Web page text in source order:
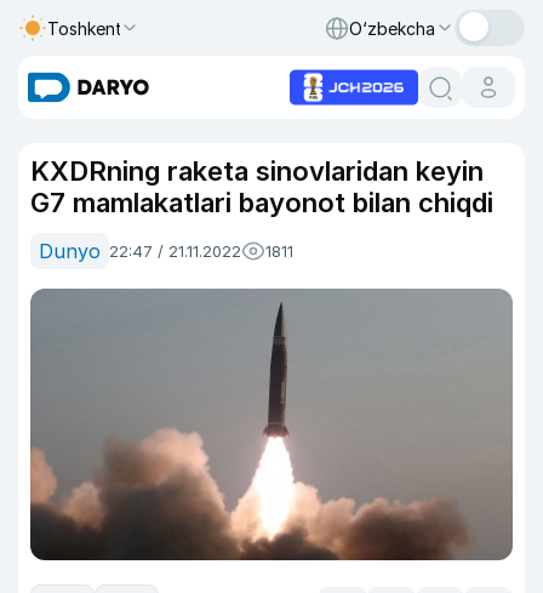
Toshkent O‘zbekcha
KXDRning raketa sinovlaridan keyin
G7 mamlakatlari bayonot bilan chiqdi
Dunyo 22:47 / 21.11.2022 1811